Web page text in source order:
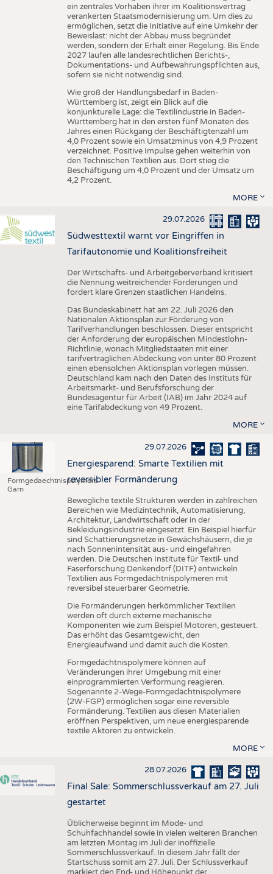
ein zentrales Vorhaben ihrer im Koalitionsvertrag
verankerten Staatsmodernisierung um. Um dies zu
ermöglichen, setzt die Initiative auf eine Umkehr der
Beweislast: nicht der Abbau muss begründet
werden, sondern der Erhalt einer Regelung. Bis Ende
2027 laufen alle landesrechtlichen Berichts-,
Dokumentations- und Aufbewahrungspflichten aus,
sofern sie nicht notwendig sind.
Wie groß der Handlungsbedarf in Baden-
Württemberg ist, zeigt ein Blick auf die
konjunkturelle Lage: die Textilindustrie in Baden-
Württemberg hat in den ersten fünf Monaten des
Jahres einen Rückgang der Beschäftigtenzahl um
4,0 Prozent sowie ein Umsatzminus von 4,9 Prozent
verzeichnet. Positive Impulse gehen weiterhin von
den Technischen Textilien aus. Dort stieg die
Beschäftigung um 4,0 Prozent und der Umsatz um
4,2 Prozent.
MORE
29.07.2026
Südwesttextil warnt vor Eingriffen in
Tarifautonomie und Koalitionsfreiheit
Der Wirtschafts- und Arbeitgeberverband kritisiert
die Nennung weitreichender Forderungen und
fordert klare Grenzen staatlichen Handelns.
Das Bundeskabinett hat am 22. Juli 2026 den
Nationalen Aktionsplan zur Förderung von
Tarifverhandlungen beschlossen. Dieser entspricht
der Anforderung der europäischen Mindestlohn-
Richtlinie, wonach Mitgliedstaaten mit einer
tarifvertraglichen Abdeckung von unter 80 Prozent
einen ebensolchen Aktionsplan vorlegen müssen.
Deutschland kam nach den Daten des Instituts für
Arbeitsmarkt- und Berufsforschung der
Bundesagentur für Arbeit (IAB) im Jahr 2024 auf
eine Tarifabdeckung von 49 Prozent.
MORE
Formgedaechtnispolymere
Garn
29.07.2026
Energiesparend: Smarte Textilien mit
reversibler Formänderung
Bewegliche textile Strukturen werden in zahlreichen
Bereichen wie Medizintechnik, Automatisierung,
Architektur, Landwirtschaft oder in der
Bekleidungsindustrie eingesetzt. Ein Beispiel hierfür
sind Schattierungsnetze in Gewächshäusern, die je
nach Sonnenintensität aus- und eingefahren
werden. Die Deutschen Institute für Textil- und
Faserforschung Denkendorf (DITF) entwickeln
Textilien aus Formgedächtnispolymeren mit
reversibel steuerbarer Geometrie.
Die Formänderungen herkömmlicher Textilien
werden oft durch externe mechanische
Komponenten wie zum Beispiel Motoren, gesteuert.
Das erhöht das Gesamtgewicht, den
Energieaufwand und damit auch die Kosten.
Formgedächtnispolymere können auf
Veränderungen ihrer Umgebung mit einer
einprogrammierten Verformung reagieren.
Sogenannte 2-Wege-Formgedächtnispolymere
(2W-FGP) ermöglichen sogar eine reversible
Formänderung. Textilien aus diesen Materialien
eröffnen Perspektiven, um neue energiesparende
textile Aktoren zu entwickeln.
MORE
28.07.2026
Final Sale: Sommerschlussverkauf am 27. Juli
gestartet
Üblicherweise beginnt im Mode- und
Schuhfachhandel sowie in vielen weiteren Branchen
am letzten Montag im Juli der inoffizielle
Sommerschlussverkauf. In diesem Jahr fällt der
Startschuss somit am 27. Juli. Der Schlussverkauf